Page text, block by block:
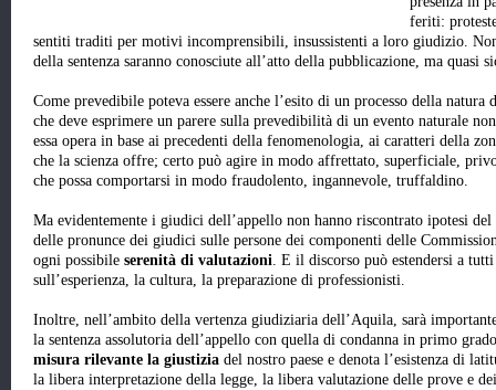
feriti:
sentiti traditi per motivi incomprensibili, insussistenti a loro giudizio.
della sentenza saranno conosciute all’atto della pubblicazione, ma quasi
Come prevedibile poteva essere anche l’esito di un processo della
che deve esprimere un parere sulla prevedibilità di un evento naturale
essa opera in base ai precedenti della fenomenologia, ai caratteri della
che la scienza offre; certo può agire in modo affrettato, superficiale,
che possa comportarsi in modo fraudolento, ingannevole, truffaldino.
Ma evidentemente i giudici dell’appello non hanno riscontrato ipotesi
delle pronunce dei giudici sulle persone dei componenti delle
ogni possibile serenità di valutazioni. E il discorso può estendersi a
sull’esperienza, la cultura, la preparazione di professionisti.
Inoltre, nell’ambito della vertenza giudiziaria dell’Aquila, sarà
la sentenza assolutoria dell’appello con quella di condanna in primo
misura rilevante la giustizia del nostro paese e denota l’esistenza di
la libera interpretazione della legge, la libera valutazione delle prove e